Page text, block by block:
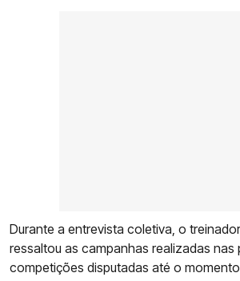
Durante a entrevista coletiva, o
ressaltou as campanhas realizadas nas
competições disputadas até o